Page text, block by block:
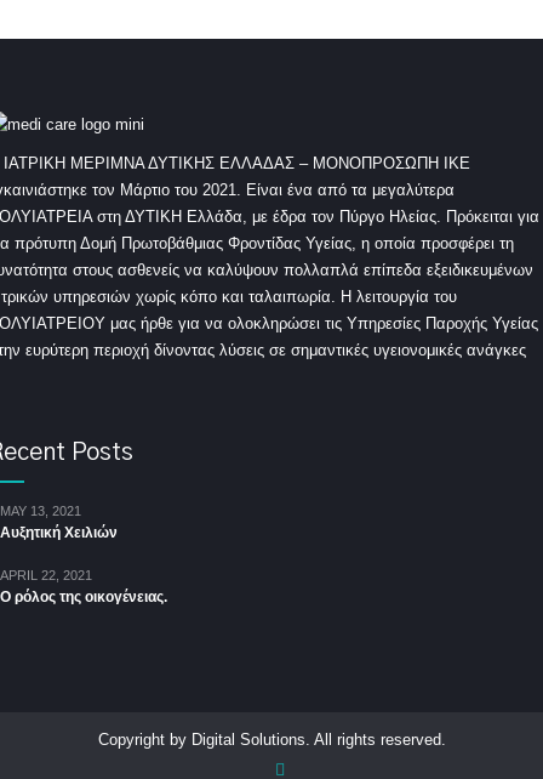
ΙΑΤΡΙΚΗ ΜΕΡΙΜΝΑ ΔΥΤΙΚΗΣ ΕΛΛΑΔΑΣ – ΜΟΝΟΠΡΟΣΩΠΗ ΙΚΕ
τον Μάρτιο του 2021. Είναι ένα από τα μεγαλύτερα
στη ΔΥΤΙΚΗ Ελλάδα, με έδρα τον Πύργο Ηλείας. Πρόκειται για
πρότυπη Δομή Πρωτοβάθμιας Φροντίδας Υγείας, η οποία προσφέρει τη
στους ασθενείς να καλύψουν πολλαπλά επίπεδα εξειδικευμένων
υπηρεσιών χωρίς κόπο και ταλαιπωρία. Η λειτουργία του
μας ήρθε για να ολοκληρώσει τις Υπηρεσίες Παροχής Υγείας
ευρύτερη περιοχή δίνοντας λύσεις σε σημαντικές υγειονομικές ανάγκες
Posts
MAY 13, 2021
Αυξητική Χειλιών
APRIL 22, 2021
Ο ρόλος της οικογένειας.
Copyright by Digital Solutions. All rights reserved.